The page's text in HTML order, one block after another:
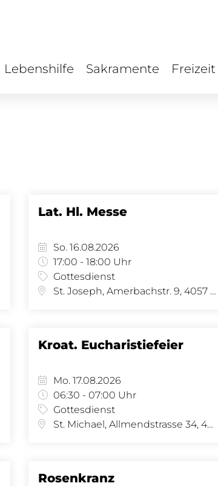
Lebenshilfe Sakramente Freizeit
Lat. Hl. Messe
So. 16.08.2026
17:00 - 18:00 Uhr
Gottesdienst
St. Joseph, Amerbachstr. 9, 4057 Basel
Kroat. Eucharistiefeier
Mo. 17.08.2026
06:30 - 07:00 Uhr
Gottesdienst
St. Michael, Allmendstrasse 34, 4058 Basel
Rosenkranz